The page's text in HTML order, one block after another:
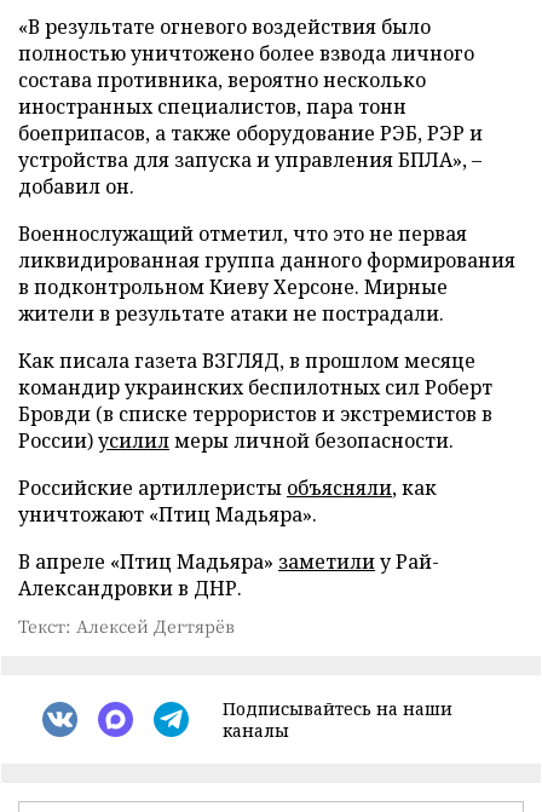
«В результате огневого воздействия было
полностью уничтожено более взвода личного
состава противника, вероятно несколько
иностранных специалистов, пара тонн
боеприпасов, а также оборудование РЭБ, РЭР и
устройства для запуска и управления БПЛА», –
добавил он.
Военнослужащий отметил, что это не первая
ликвидированная группа данного формирования
в подконтрольном Киеву Херсоне. Мирные
жители в результате атаки не пострадали.
Как писала газета ВЗГЛЯД, в прошлом месяце
командир украинских беспилотных сил Роберт
Бровди (в списке террористов и экстремистов в
России)усилилмеры личной безопасности.
Российские артиллеристы объясняли, как
уничтожают «Птиц Мадьяра».
В апреле «Птиц Мадьяра» заметилиу Рай-
Александровки в ДНР.
Текст: Алексей Дегтярёв
Подписывайтесь на наши
каналы